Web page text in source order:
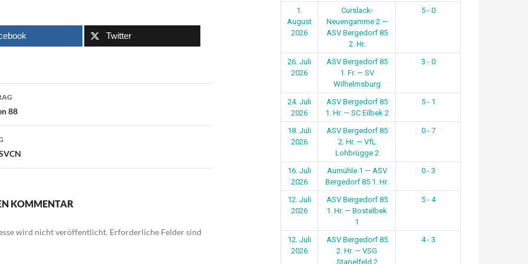
Twitter
88
KOMMENTAR
wird nicht veröffentlicht. Erforderliche Felder sind
1.
August
2026
Curslack-
Neuengamme 2 —
ASV Bergedorf 85
2. Hr.
5 - 0
26. Juli
2026
ASV Bergedorf 85
1. Fr. — SV
Wilhelmsburg
3 - 0
24. Juli
2026
ASV Bergedorf 85
1. Hr. — SC Eilbek 2
5 - 1
18. Juli
2026
ASV Bergedorf 85
2. Hr. — VfL
Lohbrügge 2
0 - 7
16. Juli
2026
Aumühle 1 — ASV
Bergedorf 85 1. Hr.
0 - 3
12. Juli
2026
ASV Bergedorf 85
1. Hr. — Bostelbek
1
5 - 4
12. Juli
2026
ASV Bergedorf 85
2. Hr. — VSG
Stapelfeld 2
4 - 3